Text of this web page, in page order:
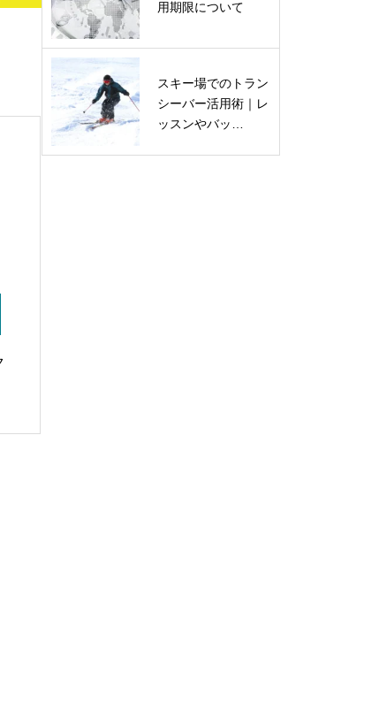
用期限について
スキー場でのトラン
シーバー活用術｜レ
ッスンやバッ…